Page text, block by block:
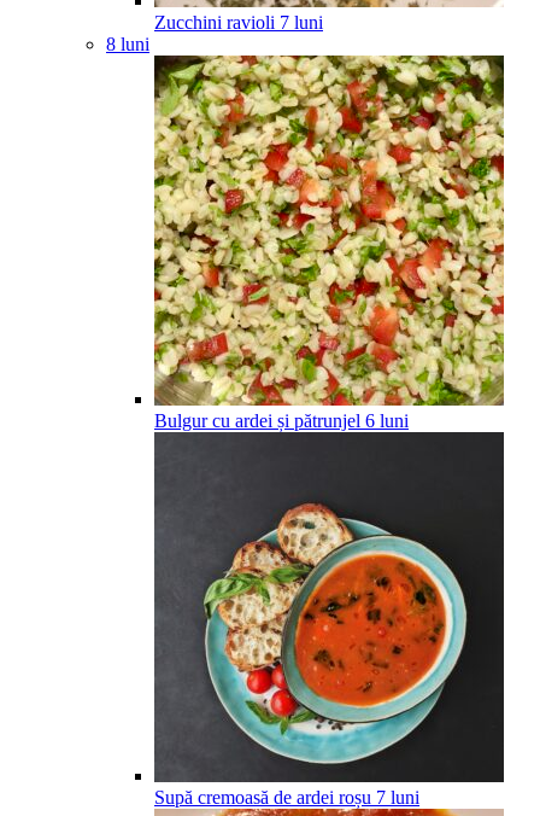
Zucchini ravioli 7 luni
8 luni
Bulgur cu ardei și pătrunjel 6 luni
Supă cremoasă de ardei roșu 7 luni